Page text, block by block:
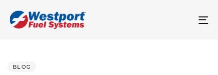
BLOG